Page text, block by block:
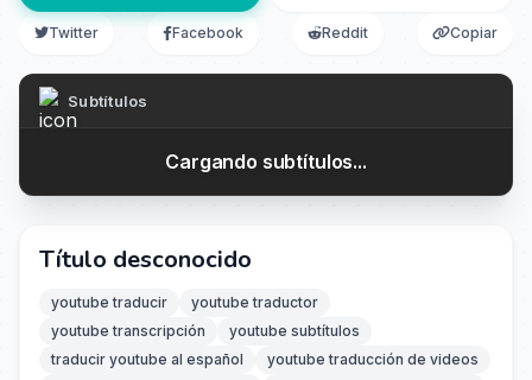
Twitter Facebook Reddit Copiar
Subtítulos
Cargando subtítulos...
Título desconocido
youtube traducir
youtube traductor
youtube transcripción
youtube subtítulos
traducir youtube al español
youtube traducción de videos